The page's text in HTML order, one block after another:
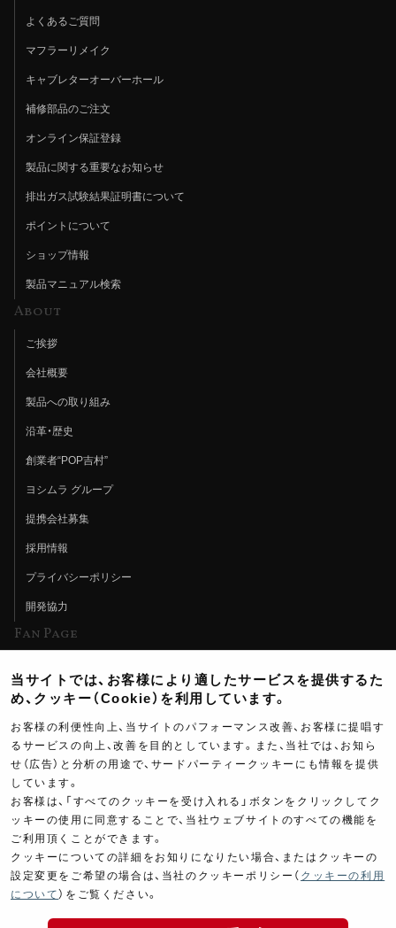
よくあるご質問
マフラーリメイク
キャブレターオーバーホール
補修部品のご注文
オンライン保証登録
製品に関する重要なお知らせ
排出ガス試験結果証明書について
ポイントについて
ショップ情報
製品マニュアル検索
About
ご挨拶
会社概要
製品への取り組み
沿革・歴史
創業者“POP吉村”
ヨシムラ グループ
提携会社募集
採用情報
プライバシーポリシー
開発協力
Fan Page
ヨシムラTV
イベント情報
イベントスケジュール
ツーリングブレイクタイム
製品ポスター
当サイトでは、お客様により適したサービスを提供するた
め、クッキー（Cookie）を利用しています。
お客様の利便性向上、当サイトのパフォーマンス改善、お客様に提唱す
るサービスの向上、改善を目的としています。また、当社では、お知ら
せ（広告）と分析の用途で、サードパーティークッキーにも情報を提供
しています。
お客様は、「すべてのクッキーを受け入れる」ボタンをクリックしてク
ッキーの使用に同意することで、当社ウェブサイトのすべての機能を
ご利用頂くことができます。
クッキーについての詳細をお知りになりたい場合、またはクッキーの
設定変更をご希望の場合は、当社のクッキーポリシー（ クッキーの利用
について ）をご覧ください。